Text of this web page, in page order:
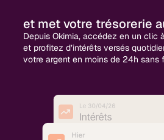
et met votre trésorerie
Depuis Okimia, accédez en un clic
et profitez d’intérêts versés
votre argent en moins de 24h sans